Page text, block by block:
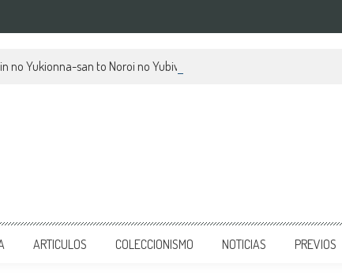
no Yukionna-san to Noroi no Yubiwa, su mes de estreno y avances
ARTICULOS COLECCIONISMO NOTICIAS PREVIOS